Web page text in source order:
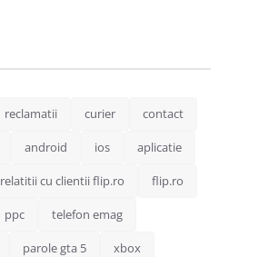
reclamatii curier contact
android ios aplicatie
relatitii cu clientii flip.ro flip.ro
ppc telefon emag
parole gta 5 xbox